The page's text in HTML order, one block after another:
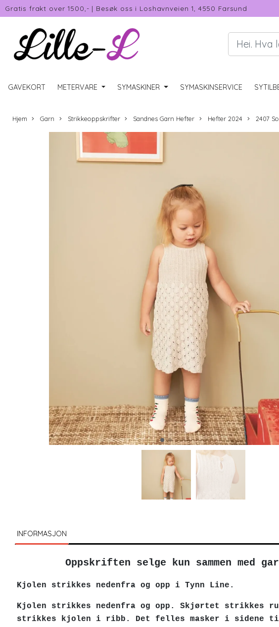
Gratis frakt over 1500,- | Besøk oss i Loshavnveien 1, 4550 Farsund
GAVEKORT METERVARE SYMASKINER SYMASKINSERVICE
Hjem Garn Strikkeoppskrifter Sandnes Garn Hefter Hefter 2024 2407
INFORMASJON
Oppskriften selge kun sammen
Kjolen strikkes nedenfra og opp i Tynn Line.
Kjolen strikkes nedenfra og opp. Skjørtet strikkes
strikkes kjolen i ribb. Det felles masker i sidene